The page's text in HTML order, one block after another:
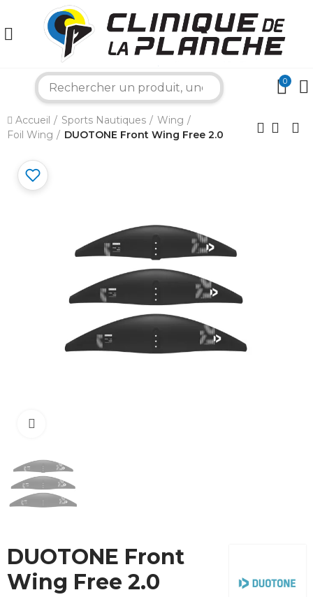
0
Accueil Sports Nautiques
Wing
Foil Wing
DUOTONE Front Wing Free 2.0
DUOTONE Front
Wing Free 2.0